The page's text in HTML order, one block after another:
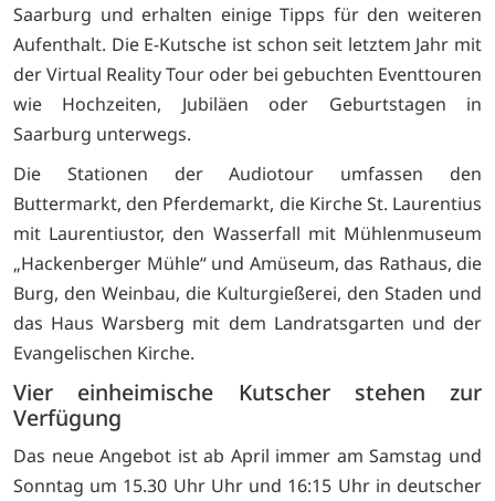
Saarburg und erhalten einige Tipps für den weiteren
Aufenthalt. Die E-Kutsche ist schon seit letztem Jahr mit
der Virtual Reality Tour oder bei gebuchten Eventtouren
wie Hochzeiten, Jubiläen oder Geburtstagen in
Saarburg unterwegs.
Die Stationen der Audiotour umfassen den
Buttermarkt, den Pferdemarkt, die Kirche St. Laurentius
mit Laurentiustor, den Wasserfall mit Mühlenmuseum
„Hackenberger Mühle“ und Amüseum, das Rathaus, die
Burg, den Weinbau, die Kulturgießerei, den Staden und
das Haus Warsberg mit dem Landratsgarten und der
Evangelischen Kirche.
Vier einheimische Kutscher stehen zur
Verfügung
Das neue Angebot ist ab April immer am Samstag und
Sonntag um 15.30 Uhr Uhr und 16:15 Uhr in deutscher